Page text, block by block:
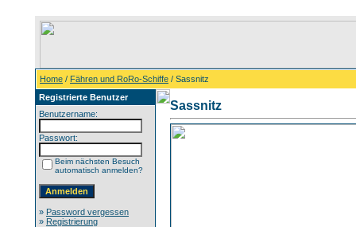
Home / Fähren und RoRo-Schiffe / Sassnitz
Registrierte Benutzer
Benutzername:
Passwort:
Beim nächsten Besuch
automatisch anmelden?
» Password vergessen
» Registrierung
Sassnitz